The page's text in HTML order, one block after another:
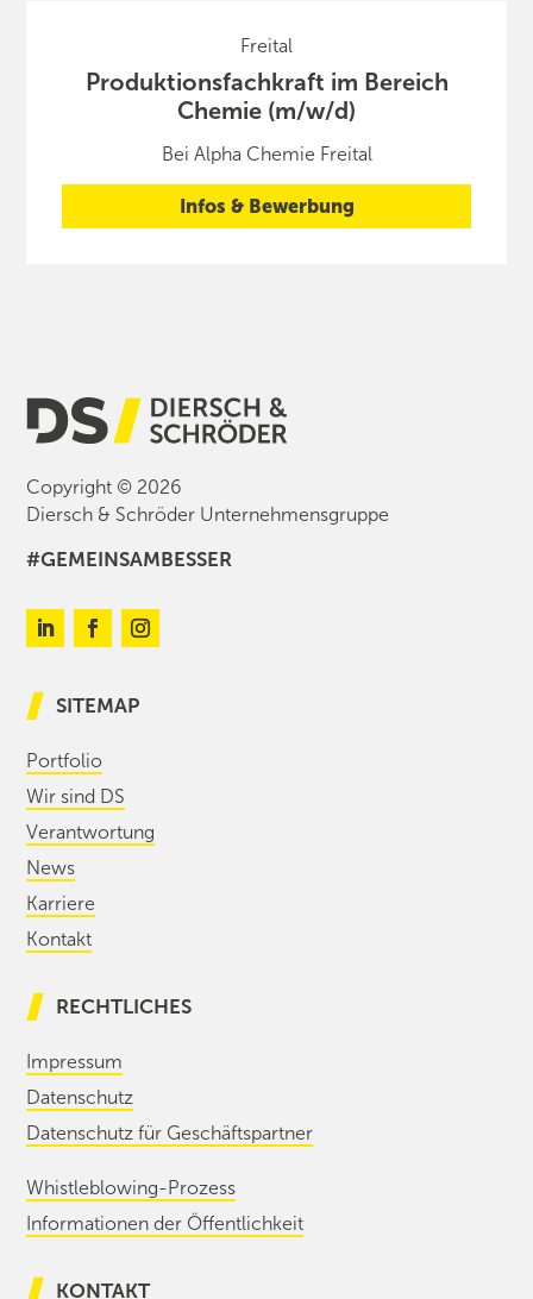
Freital
Produktionsfachkraft im Bereich
Chemie (m/w/d)
Bei Alpha Chemie Freital
Infos & Bewerbung
Copyright © 2026
Diersch & Schröder Unternehmensgruppe
#GEMEINSAMBESSER
SITEMAP
Portfolio
Wir sind DS
Verantwortung
News
Karriere
Kontakt
RECHTLICHES
Impressum
Datenschutz
Datenschutz für Geschäftspartner
Whistleblowing-Prozess
Informationen der Öffentlichkeit
KONTAKT